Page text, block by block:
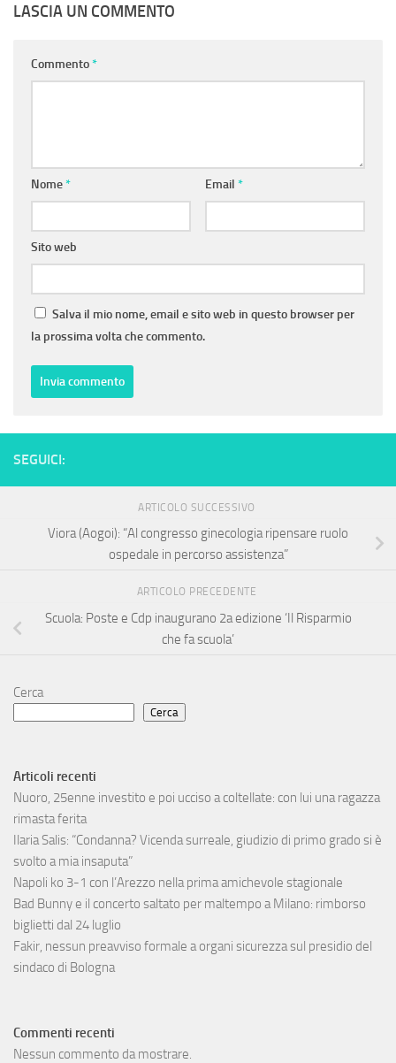
LASCIA UN COMMENTO
Commento*
Nome* Email *
Sito web
Salva il mio nome, email e sito web in questo browser per
la prossima volta che commento.
SEGUICI:
ARTICOLO SUCCESSIVO
Viora (Aogoi): “Al congresso ginecologia ripensare ruolo
ospedale in percorso assistenza”
ARTICOLO PRECEDENTE
Scuola: Poste e Cdp inaugurano 2a edizione ‘Il Risparmio
che fa scuola’
Cerca
Cerca
Articoli recenti
Nuoro, 25enne investito e poi ucciso a coltellate: con lui una ragazza
rimasta ferita
Ilaria Salis: “Condanna? Vicenda surreale, giudizio di primo grado si è
svolto a mia insaputa”
Napoli ko 3-1 con l’Arezzo nella prima amichevole stagionale
Bad Bunny e il concerto saltato per maltempo a Milano: rimborso
biglietti dal 24 luglio
Fakir, nessun preavviso formale a organi sicurezza sul presidio del
sindaco di Bologna
Commenti recenti
Nessun commento da mostrare.